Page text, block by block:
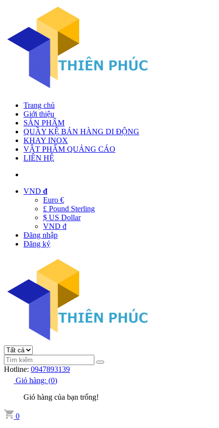
Trang chủ
Giới thiệu
SẢN PHẨM
QUẦY KỆ BÁN HÀNG DI ĐỘNG
KHAY INOX
VẬT PHẨM QUẢNG CÁO
LIÊN HỆ
VND đ
Euro €
£ Pound Sterling
$ US Dollar
VND đ
Đăng nhập
Đăng ký
Hotline: 0947893139
Giỏ hàng: (0)
Giỏ hàng của bạn trống!
0